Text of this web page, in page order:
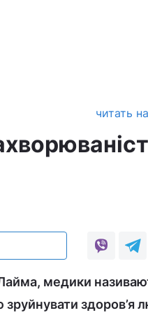
читать
медики
зруйнувати здоров’я